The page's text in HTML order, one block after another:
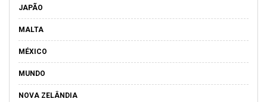
JAPÃO
MALTA
MÉXICO
MUNDO
NOVA ZELÂNDIA